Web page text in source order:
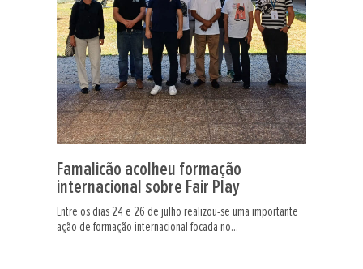
Famalicão acolheu formação
internacional sobre Fair Play
Entre os dias 24 e 26 de julho realizou-se uma importante
ação de formação internacional focada no...